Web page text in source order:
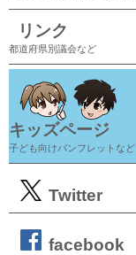
リンク
都道府県別議会など
キッズページ
子ども向けパンフレットなど
Twitter
facebook